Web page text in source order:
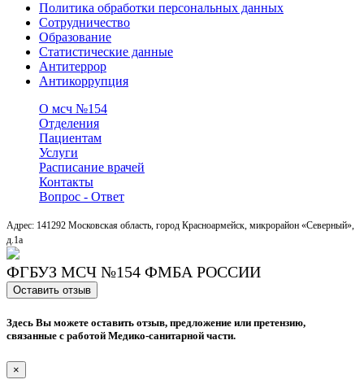
Политика обработки персональных данных
Сотрудничество
Образование
Статистические данные
Антитеррор
Антикоррупция
О мсч №154
Отделения
Пациентам
Услуги
Расписание врачей
Контакты
Вопрос - Ответ
Адрес: 141292 Московская область, город Красноармейск, микрорайон «Северный»,
д.1a
ФГБУЗ МСЧ №154 ФМБА РОССИИ
Оставить отзыв
Здесь Вы можете оставить отзыв, предложение или претензию,
связанные с работой Медико-санитарной части.
×